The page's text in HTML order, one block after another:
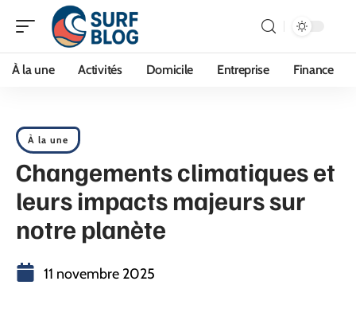
À la une Activités Domicile Entreprise Finance
À la une
Changements climatiques et
leurs impacts majeurs sur
notre planète
11 novembre 2025